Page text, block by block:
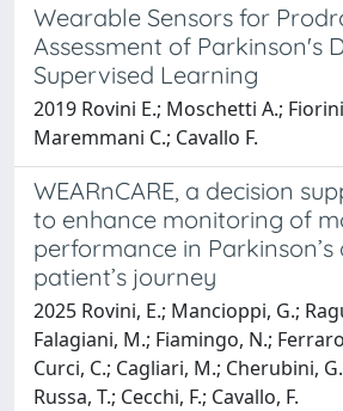
Wearable Sensors for
Assessment of Parkinson's
Supervised Learning
2019 Rovini E.; Moschetti A.;
Maremmani C.; Cavallo F.
WEARnCARE, a decision
to enhance monitoring of
performance in Parkinson’s
patient’s journey
2025 Rovini, E.; Mancioppi, G.;
Falagiani, M.; Fiamingo, N.;
Curci, C.; Cagliari, M.; Cherubini,
Russa, T.; Cecchi, F.; Cavallo, F.